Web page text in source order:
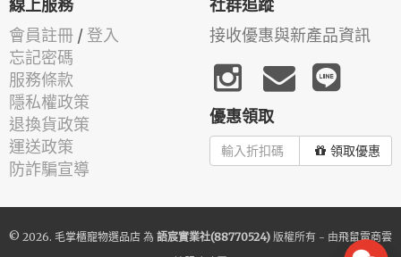
線上服務
會員註冊 / 登入
忘記密碼
服務條款
隱私權政策
退換貨政策
運送政策
防詐騙宣導
社群追蹤
接收優惠與新產品資訊
優惠領取
領取優惠
© 2026. 毛掌櫃寵物選品店 為 語宸實業社(88770524) 版權所有 - 由飛鼠電商雲